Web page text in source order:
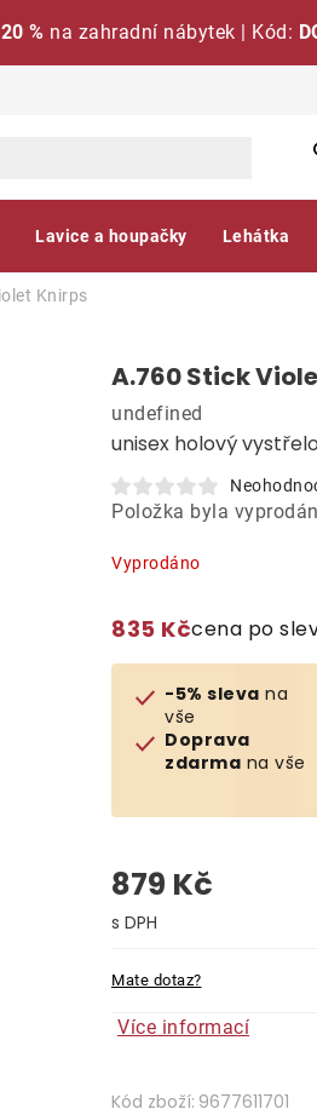
% na zahradní nábytek | Kód:
Lavice a houpačky Lehátka
Knirps
A.760 Stick
unisex holový
undefined
Položka byla
Vyprodáno
835 Kčcena po
-5% sleva na
vše
Doprava
zdarma na vše
879 Kč
Mate dotaz?
Více informací
Kód zboží: 9677611701